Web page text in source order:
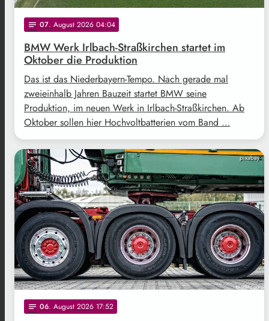
notes 07. August 2026 04:04
BMW Werk Irlbach-Straßkirchen startet im
Oktober die Produktion
Das ist das Niederbayern-Tempo. Nach gerade mal
zweieinhalb Jahren Bauzeit startet BMW seine
Produktion, im neuen Werk in Irlbach-Straßkirchen. Ab
Oktober sollen hier Hochvoltbatterien vom Band …
pixabay
notes 06. August 2026 17:52